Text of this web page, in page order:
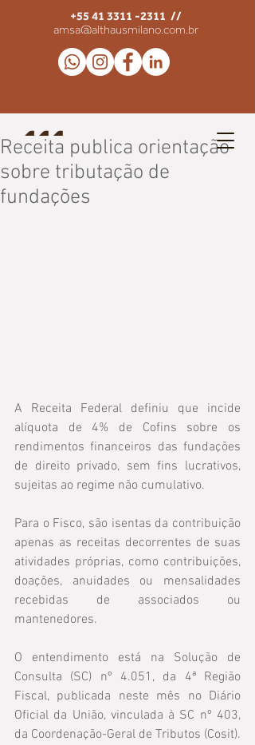
+55 41 3311 -2311 //
amsa@althausmilano.com.br
Receita publica orientação
sobre tributação de
fundações
A Receita Federal definiu que incide
alíquota de 4% de Cofins sobre os
rendimentos financeiros das fundações
de direito privado, sem fins lucrativos,
sujeitas ao regime não cumulativo.
Para o Fisco, são isentas da contribuição
apenas as receitas decorrentes de suas
atividades próprias, como contribuições,
doações, anuidades ou mensalidades
recebidas de associados ou
mantenedores.
O entendimento está na Solução de
Consulta (SC) nº 4.051, da 4ª Região
Fiscal, publicada neste mês no Diário
Oficial da União, vinculada à SC nº 403,
da Coordenação-Geral de Tributos (Cosit).